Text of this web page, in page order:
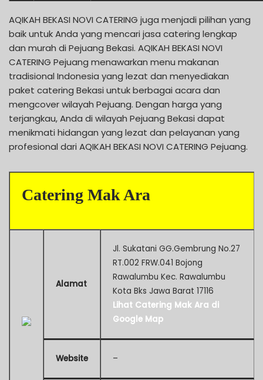
AQIKAH BEKASI NOVI CATERING juga menjadi pilihan yang
baik untuk Anda yang mencari jasa catering lengkap
dan murah di Pejuang Bekasi. AQIKAH BEKASI NOVI
CATERING Pejuang menawarkan menu makanan
tradisional Indonesia yang lezat dan menyediakan
paket catering Bekasi untuk berbagai acara dan
mengcover wilayah Pejuang. Dengan harga yang
terjangkau, Anda di wilayah Pejuang Bekasi dapat
menikmati hidangan yang lezat dan pelayanan yang
profesional dari AQIKAH BEKASI NOVI CATERING Pejuang.
Catering Mak Ara
Alamat
Jl. Sukatani GG.Gembrung No.27
RT.002 FRW.041 Bojong
Rawalumbu Kec. Rawalumbu
Kota Bks Jawa Barat 17116
Lihat Catering Mak Ara di
Google Map
Website –